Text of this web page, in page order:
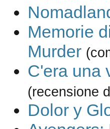
Memorie
Murder
C'era una
(recensione
Dolor y